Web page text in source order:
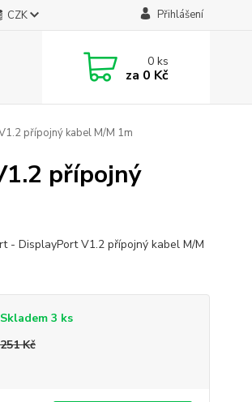
CZK Přihlášení
0ks
za 0 Kč
přípojný kabel M/M 1m
přípojný
- DisplayPort V1.2 přípojný kabel M/M
Skladem 3 ks
251 Kč